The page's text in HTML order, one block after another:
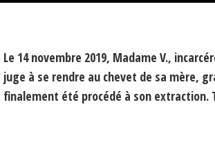
Le 14 novembre 2019, Madame V.,
juge à se rendre au chevet de sa mère,
finalement été procédé à son